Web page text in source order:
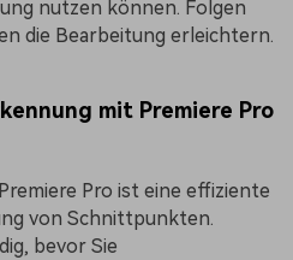
nutzen können. Folgen
die Bearbeitung erleichtern.
mit Premiere Pro
Pro ist eine effiziente
von Schnittpunkten.
bevor Sie